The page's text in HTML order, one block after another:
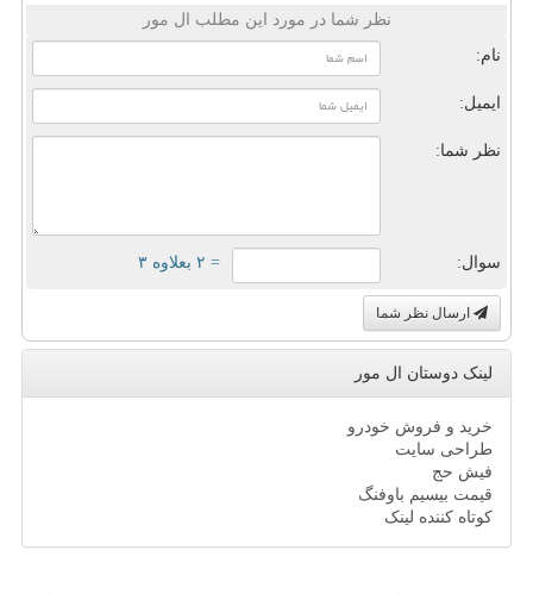
نظر شما در مورد این مطلب ال مور
نام:
ایمیل:
نظر شما:
سوال: = ۲ بعلاوه ۳
ارسال نظر شما
لینک دوستان ال مور
خرید و فروش خودرو
طراحی سایت
فیش حج
قیمت بیسیم باوفنگ
کوتاه کننده لینک